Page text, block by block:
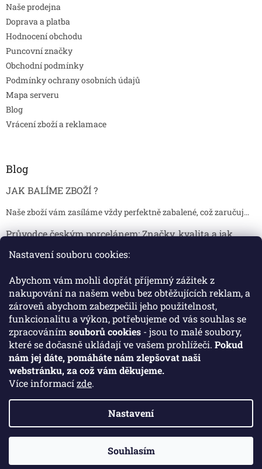
Nastavení souboru cookies:
Abychom vám mohli dopřát příjemný zážitek z
nakupování na našem webu bez obtěžujících reklam, a
zároveň abychom zabezpečili jeho použitelnost,
funkcionalitu a výkon, potřebujeme od vás souhlas se
zpracováním souborů cookies - jsou to malé soubory,
které se dočasně ukládají ve vašem prohlížeči. Pokud
nám jej dáte, pomáháte nám zlepšovat naši
webstránku, za což vám děkujeme.
Více informacízde.
Nastavení
Souhlasím
Naše prodejna
Doprava a platba
Hodnocení obchodu
Puncovní značky
Obchodní podmínky
Podmínky ochrany osobních údajů
Mapa serveru
Blog
Vrácení zboží a reklamace
Blog
JAK BALÍME ZBOŽÍ ?
Naše zboží vám zasíláme vždy perfektně zabalené, což zaručuj...
Průvodce českým porcelánem: Značky, kvalita a jak
Jak skladovat broušené sklenice, aby se nepoškodily?
Broušené sklenice jsou symbolem elegance, tradice a luxusu. ...
Facebook
Vytvořil Shoptet
Crystal Porcelan. Všechna práva vyhrazena.